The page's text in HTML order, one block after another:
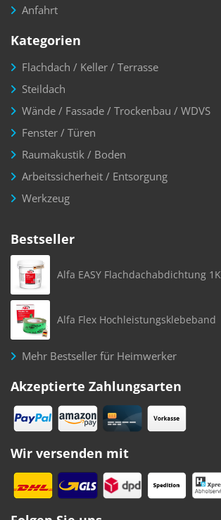
Anfahrt
Kategorien
Flachdach / Keller / Terrasse
Steildach
Wände / Fassade / Trockenbau / WDVS
Fenster / Türen
Raumakustik / Boden
Arbeitssicherheit / Entsorgung
Werkzeug
Bestseller
Alfa EASY Flachdachabdichtung 1K
Alfa Flex Hochleistungsklebeband
Mehr Bestseller für Heimwerker
Akzeptierte Zahlungsarten
Wir versenden mit